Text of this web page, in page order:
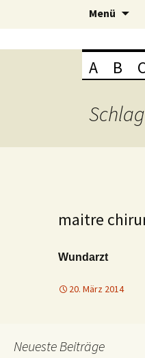
Menü
A B
maitre
Wundarzt
20. März 2014
Neueste Beiträge